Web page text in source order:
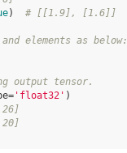
) # [[1.9], [1.6]]
elements as below:
output tensor.
= 'float32' )